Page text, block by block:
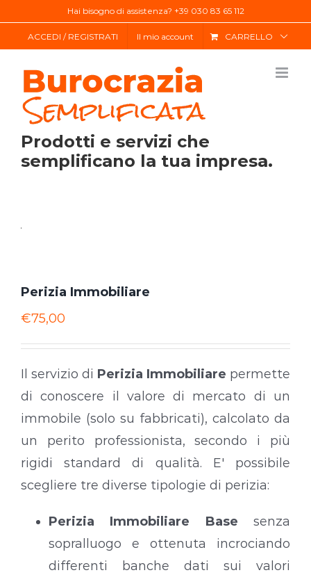
Hai bisogno di assistenza? +39 030 83 65 112
ACCEDI / REGISTRATI Il mio account CARRELLO
Prodotti e servizi che
semplificano la tua impresa.
Perizia Immobiliare
€75,00
Il servizio di Perizia Immobiliare permette
di conoscere il valore di mercato di un
immobile (solo su fabbricati), calcolato da
un perito professionista, secondo i più
rigidi standard di qualità. E' possibile
scegliere tre diverse tipologie di perizia:
Perizia Immobiliare Base senza
sopralluogo e ottenuta incrociando
differenti banche dati sui valori